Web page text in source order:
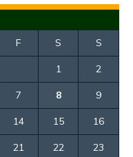
F S S
1 2
7 8 9
14 15 16
21 22 23